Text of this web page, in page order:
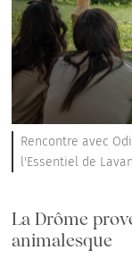
Rencontre avec
l'Essentiel de
La Drôme
animalesque